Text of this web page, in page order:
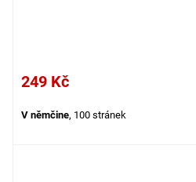
249 Kč
V němčine, 100 stránek